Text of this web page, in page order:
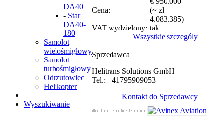
DA40
- Star
DA40-
180
Samolot
wielośmigłowy
Samolot
turbośmigłowy
Odrzutowiec
Helikopter
Wyszukiwanie
Cena:
(~ zł
4.083.385)
VAT wydzielony: tak
Wszystkie szczególy
Sprzedawca
Helitrans Solutions GmbH
Tel.: +41795909053
Kontakt do Sprzedawcy